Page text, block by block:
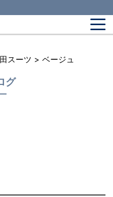
スーツ > ベージュ
グ